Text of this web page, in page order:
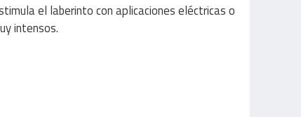
el laberinto con aplicaciones eléctricas o
intensos.